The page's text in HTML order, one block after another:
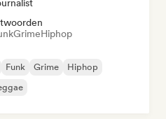
GrimeHiphop
Funk Grime
Hiphop